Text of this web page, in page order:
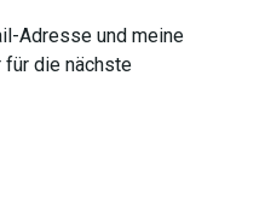
Adresse und meine
die nächste